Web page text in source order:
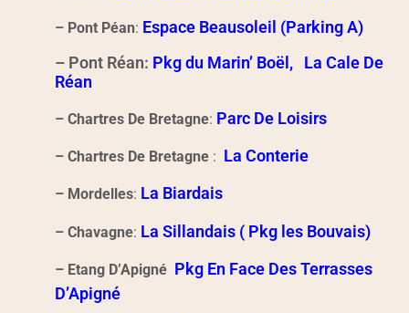
– Pont Péan: Espace Beausoleil (Parking A)
– Pont Réan: Pkg du Marin’ Boël,
La Cale De
Réan
– Chartres De Bretagne: Parc De Loisirs
– Chartres De Bretagne : La Conterie
– Mordelles: La Biardais
– Chavagne: La Sillandais ( Pkg les Bouvais)
– Etang D’Apigné Pkg En Face Des Terrasses
D’Apigné